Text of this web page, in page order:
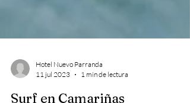
11 jul 2023
1 min de lectura